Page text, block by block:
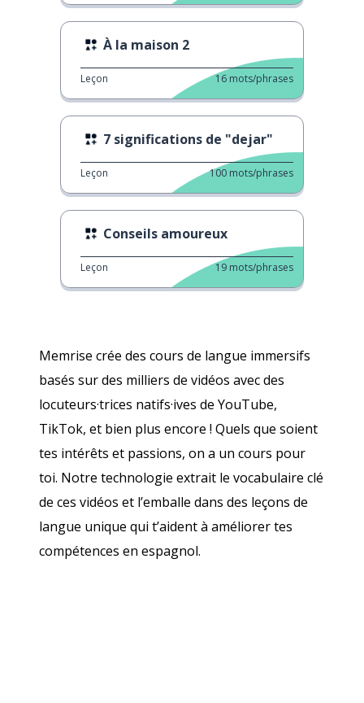
Memrise crée des cours de langue immersifs
basés sur des milliers de vidéos avec des
locuteurs·trices natifs·ives de YouTube,
TikTok, et bien plus encore ! Quels que soient
tes intérêts et passions, on a un cours pour
toi. Notre technologie extrait le vocabulaire clé
de ces vidéos et l’emballe dans des leçons de
langue unique qui t’aident à améliorer tes
compétences en espagnol.
À la maison 2
Leçon 16 mots/phrases
7 significations de "dejar"
Leçon 100 mots/phrases
Conseils amoureux
Leçon 19 mots/phrases